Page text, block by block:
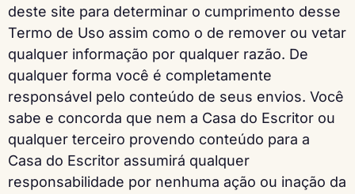
deste site para determinar o cumprimento desse
Termo de Uso assim como o de remover ou vetar
qualquer informação por qualquer razão. De
qualquer forma você é completamente
responsável pelo conteúdo de seus envios. Você
sabe e concorda que nem a Casa do Escritor ou
qualquer terceiro provendo conteúdo para a
Casa do Escritor assumirá qualquer
responsabilidade por nenhuma ação ou inação da